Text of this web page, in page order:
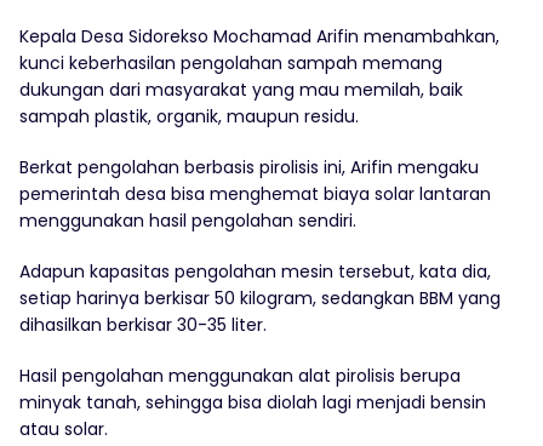
Kepala Desa Sidorekso Mochamad Arifin menambahkan,
kunci keberhasilan pengolahan sampah memang
dukungan dari masyarakat yang mau memilah, baik
sampah plastik, organik, maupun residu.
Berkat pengolahan berbasis pirolisis ini, Arifin mengaku
pemerintah desa bisa menghemat biaya solar lantaran
menggunakan hasil pengolahan sendiri.
Adapun kapasitas pengolahan mesin tersebut, kata dia,
setiap harinya berkisar 50 kilogram, sedangkan BBM yang
dihasilkan berkisar 30-35 liter.
Hasil pengolahan menggunakan alat pirolisis berupa
minyak tanah, sehingga bisa diolah lagi menjadi bensin
atau solar.